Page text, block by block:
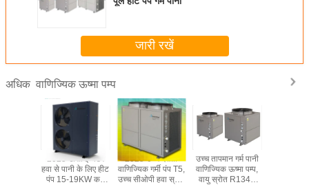
जारी रखें
अधिक वाणिज्यिक ऊष्मा पम्प
2025 डीसी इन्वर्टर
हवा से पानी के लिए हीट
पंप 15-19KW कम
2025 उच्च दक्षता
वाणिज्यिक गर्मी पंप T5,
उच्च सीओपी हवा स्रोत
उच्च तापमान गर्म पानी
वाणिज्यिक ऊष्मा पम्प,
वायु स्रोत R134A